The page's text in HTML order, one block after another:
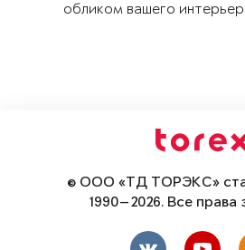
обликом вашего
© ООО «ТД ТОРЭКС»
1990—2026. Все